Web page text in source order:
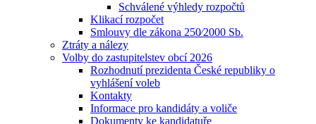
Schválené výhledy rozpočtů
Klikací rozpočet
Smlouvy dle zákona 250⁄2000 Sb.
Ztráty a nálezy
Volby do zastupitelstev obcí 2026
Rozhodnutí prezidenta České republiky o
vyhlášení voleb
Kontakty
Informace pro kandidáty a voliče
Dokumenty ke kandidatuře